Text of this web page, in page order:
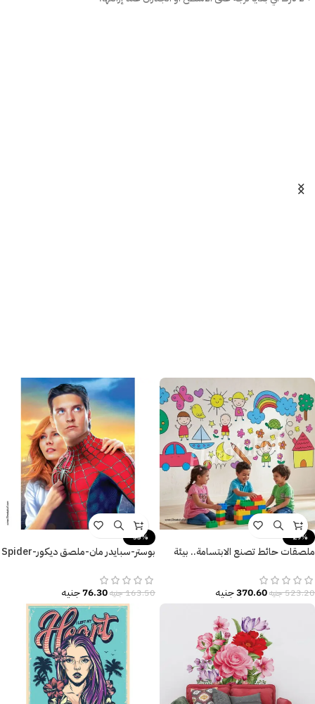
-29%
ملصقات حائط تصنع الابتسامة.. بيئة
523.20جنيه370.60جنيه
-53%
بوستر-سبايدر مان-ملصق ديكور-Spider
163.50جنيه76.30جنيه